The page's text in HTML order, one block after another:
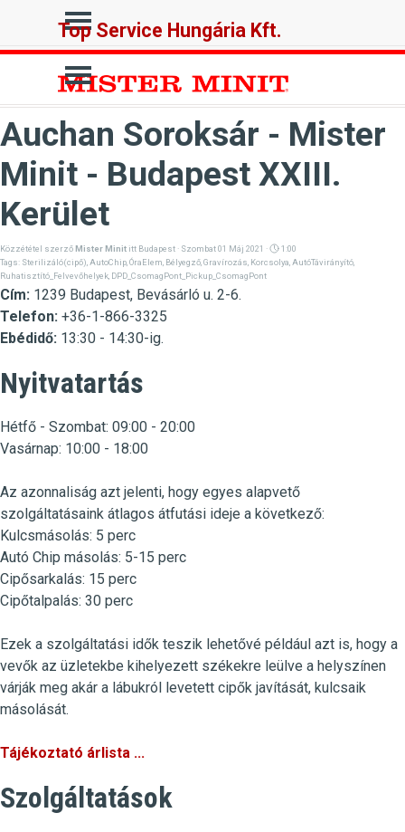
Ugrás a menüre
Top Service Hungária Kft.
Ugrás a menüre
Auchan Soroksár - Mister
Minit - Budapest XXIII.
Kerület
Közzététel szerzőMister Minit itt Budapest · Szombat 01 Máj 2021 ·
1:00
Tags: Sterilizáló(cipő) AutoChip ÓraElem Bélyegző Gravírozás Korcsolya AutóTávirányító
Ruhatisztító_Felvevőhelyek DPD_CsomagPont_Pickup_CsomagPont
Cím: 1239 Budapest, Bevásárló u. 2-6.
Telefon: +36-1-866-3325
Ebédidő: 13:30 - 14:30-ig.
Nyitvatartás
Hétfő - Szombat: 09:00 - 20:00
Vasárnap: 10:00 - 18:00
Az azonnaliság azt jelenti, hogy egyes alapvető
szolgáltatásaink átlagos átfutási ideje a következő:
Kulcsmásolás: 5 perc
Autó Chip másolás: 5-15 perc
Cipősarkalás: 15 perc
Cipőtalpalás: 30 perc
Ezek a szolgáltatási idők teszik lehetővé például azt is, hogy a
vevők az üzletekbe kihelyezett székekre leülve a helyszínen
várják meg akár a lábukról levetett cipők javítását, kulcsaik
másolását.
Tájékoztató árlista ...
Szolgáltatások